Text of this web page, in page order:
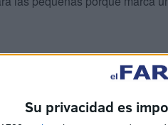
Su privacidad es